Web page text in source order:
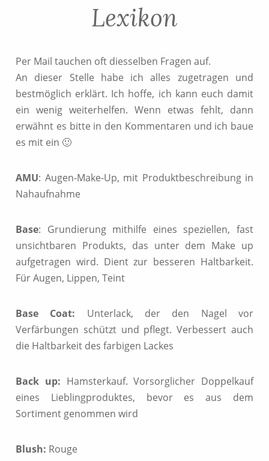
Lexikon
Per Mail tauchen oft diesselben Fragen auf.
An dieser Stelle habe ich alles zugetragen und
bestmöglich erklärt. Ich hoffe, ich kann euch damit
ein wenig weiterhelfen. Wenn etwas fehlt, dann
erwähnt es bitte in den Kommentaren und ich baue
es mit ein 🙂
AMU: Augen-Make-Up, mit Produktbeschreibung in
Nahaufnahme
Base: Grundierung mithilfe eines speziellen, fast
unsichtbaren Produkts, das unter dem Make up
aufgetragen wird. Dient zur besseren Haltbarkeit.
Für Augen, Lippen, Teint
Base Coat: Unterlack, der den Nagel vor
Verfärbungen schützt und pflegt. Verbessert auch
die Haltbarkeit des farbigen Lackes
Back up: Hamsterkauf. Vorsorglicher Doppelkauf
eines Lieblingproduktes, bevor es aus dem
Sortiment genommen wird
Blush: Rouge